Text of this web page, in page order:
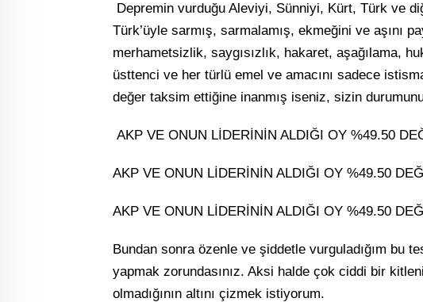
Depremin vurduğu Aleviyi, Sünniyi, Kürt, Türk ve
Türk’üyle sarmış, sarmalamış, ekmeğini ve aşını
merhametsizlik, saygısızlık, hakaret, aşağılama,
üsttenci ve her türlü emel ve amacını sadece
değer taksim ettiğine inanmış iseniz, sizin
AKP VE ONUN LİDERİNİN ALDIĞI OY %49.50
AKP VE ONUN LİDERİNİN ALDIĞI OY %49.50
AKP VE ONUN LİDERİNİN ALDIĞI OY %49.50
Bundan sonra özenle ve şiddetle vurguladığım bu
yapmak zorundasınız. Aksi halde çok ciddi bir
olmadığının altını çizmek istiyorum.